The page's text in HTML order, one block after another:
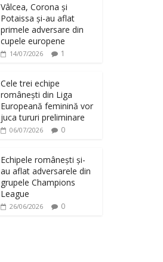
Vâlcea, Corona și
Potaissa și-au aflat
primele adversare din
cupele europene
14/07/2026 1
Cele trei echipe
românești din Liga
Europeană feminină vor
juca tururi preliminare
06/07/2026 0
Echipele românești și-
au aflat adversarele din
grupele Champions
League
26/06/2026 0